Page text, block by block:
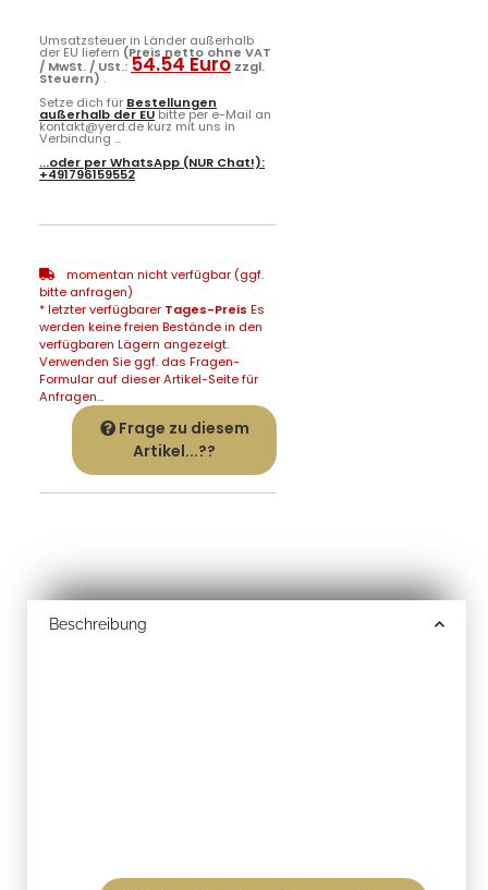
Umsatzsteuer in Länder außerhalb
der EU liefern (Preis netto ohne VAT
/ MwSt. / USt.:54.54 Euro zzgl.
Steuern) .
Setze dich für Bestellungen
außerhalb der EUbitte per e-Mail an
kontakt@yerd.de kurz mit uns in
Verbindung ...
...oder perWhatsApp (NUR Chat!):
+491796159552
momentan nicht verfügbar (ggf.
bitte anfragen)
* letzter verfügbarer Tages-Preis Es
werden keine freien Bestände in den
verfügbaren Lägern angezeigt.
Verwenden Sie ggf. das Fragen-
Formular auf dieser Artikel-Seite für
Anfragen...
Frage zu diesem
Artikel...??
Beschreibung